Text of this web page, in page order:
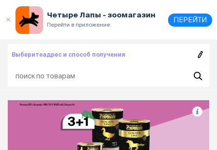
Четыре Лапы - зоомагазин
Перейти в приложение
ПЕРЕЙТИ
Выберитеадрес и способ получения